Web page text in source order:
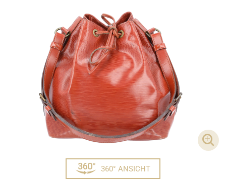
360° ANSICHT